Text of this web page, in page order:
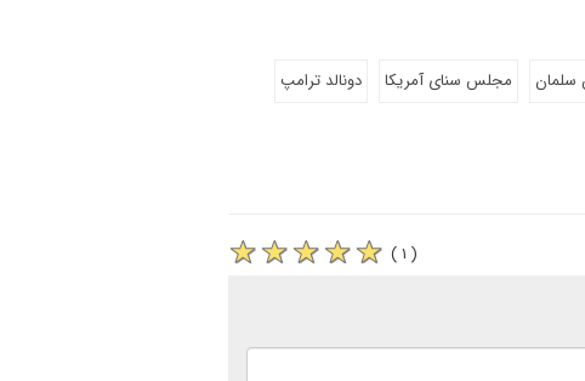
سلمان مجلس سنای آمریکا
دونالد ترامپ
( ۱ )